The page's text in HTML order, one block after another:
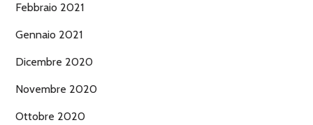
Febbraio 2021
Gennaio 2021
Dicembre 2020
Novembre 2020
Ottobre 2020